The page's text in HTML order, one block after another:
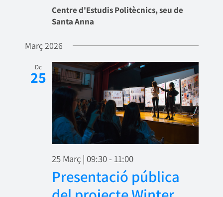
Centre d'Estudis Politècnics, seu de
Santa Anna
Març 2026
Dc
25
25 Març | 09:30- 11:00
Presentació pública